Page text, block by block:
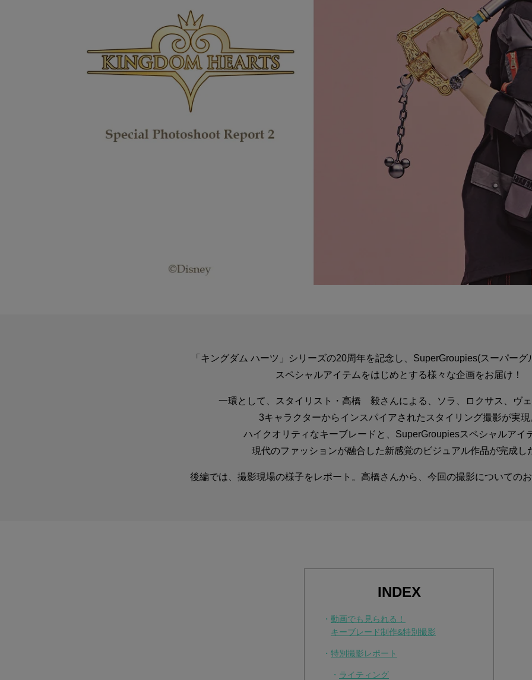
「キングダム ハーツ」シリーズの20周年を記念し、SuperGroupies(スーパーグ
スペシャルアイテムをはじめとする様々な企画をお届け！
一環として、スタイリスト・高橋 毅さんによる、ソラ、ロクサス、ヴ
3キャラクターからインスパイアされたスタイリング撮影が実現
ハイクオリティなキーブレードと、SuperGroupiesスペシャルアイ
現代のファッションが融合した新感覚のビジュアル作品が完成し
後編では、撮影現場の様子をレポート。高橋さんから、今回の撮影についてのお
INDEX
・ 動画でも見られる！
キーブレード制作&特別撮影
・ 特別撮影レポート
・ ライティング